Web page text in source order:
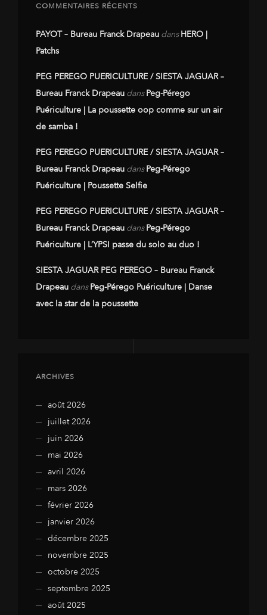
COMMENTAIRES RÉCENTS
PAYOT – Bureau Franck Drapeau dansHERO |
Patchs
PEG PEREGO PUERICULTURE / SIESTA JAGUAR –
Bureau Franck Drapeau dansPeg-Pérego
Puériculture | La poussette oop comme sur un air
de samba !
PEG PEREGO PUERICULTURE / SIESTA JAGUAR –
Bureau Franck Drapeau dansPeg-Pérego
Puériculture | Poussette Selfie
PEG PEREGO PUERICULTURE / SIESTA JAGUAR –
Bureau Franck Drapeau dansPeg-Pérego
Puériculture | L’YPSI passe du solo au duo !
SIESTA JAGUAR PEG PEREGO – Bureau Franck
Drapeau dansPeg-Pérego Puériculture | Danse
avec la star de la poussette
ARCHIVES
août 2026
juillet 2026
juin 2026
mai 2026
avril 2026
mars 2026
février 2026
janvier 2026
décembre 2025
novembre 2025
octobre 2025
septembre 2025
août 2025